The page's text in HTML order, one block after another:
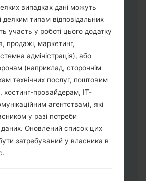
на свій ПК:Odin 3.
та розпакуйте файл
випадках дані можуть
деяким типам відповідальних
участь у роботі цього додатку
продажі, маркетинг,
адміністрація), або
(наприклад, стороннім
технічних послуг, поштовим
хостинг-провайдерам, ІТ-
агентствам), які
у разі потреби
Оновлений список цих
затребуваний у власника в